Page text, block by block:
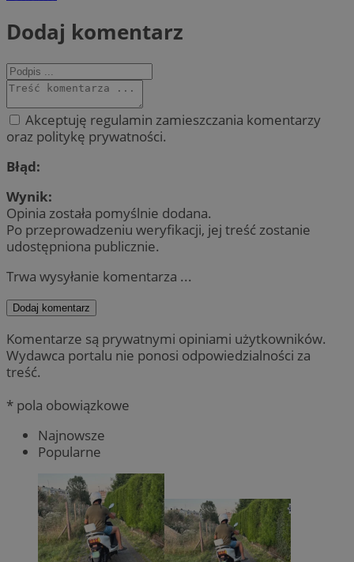
Dodaj komentarz
Akceptuję regulamin zamieszczania komentarzy
oraz politykę prywatności.
Błąd:
Wynik:
Opinia została pomyślnie dodana.
Po przeprowadzeniu weryfikacji, jej treść zostanie
udostępniona publicznie.
Trwa wysyłanie komentarza ...
Dodaj komentarz
Komentarze są prywatnymi opiniami użytkowników.
Wydawca portalu nie ponosi odpowiedzialności za
treść.
* pola obowiązkowe
Najnowsze
Popularne